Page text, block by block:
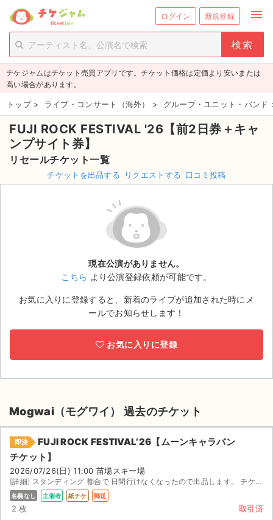
ログイン 新規登録 menu
person_add 新規会員登録
チケットを探す
新着チケット
値下げしたチケット
都道府県からチケットを探す
もうすぐ開催のチケット
チケットのリクエスト一覧
ライブ・コンサート（国内）
ライブ・コンサート（海外）
ご利用ガイド
ご利用ガイド
手数料・お支払い方法
AIに質問する
よくある質問
チケジャムはチケット売買アプリです。チケット価格は定価より安いまたは
高い場合があります。
トップ > ライブ・コンサート（海外） > グループ・ユニット・バンド
FUJI ROCK FESTIVAL '26【前2日券＋キャ
ンプサイト券】
リセールチケット一覧
チケットを出品する リクエストする 口コミ投稿
現在公演がありません。
こちら より公演登録依頼が可能です。
お気に入りに登録すると、新着のライブが追加された時にメ
ールでお知らせします！
お気に入りに登録
Mogwai（モグワイ） 過去のチケット
即決
FUJI ROCK FESTIVAL’26【ムーンキャラバン
チケット】
2026/07/26(日) 11:00 苗場スキー場
[詳細] スタンディング 都合で 日間行けなくなったので出品します。 チケット届き次第、直ちにレターパッ...
名義なし 主催者 紙チケ 郵送
2 枚 取引済